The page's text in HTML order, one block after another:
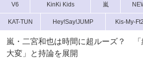
V6 KinKi Kids 嵐
KAT-TUN Hey!Say!JUMP Kis-My-Ft2
嵐・二宮和也は時間に超ルーズ？ 「
大変」と持論を展開